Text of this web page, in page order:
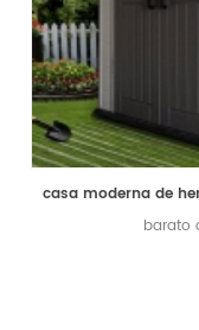
casa moderna de
barato